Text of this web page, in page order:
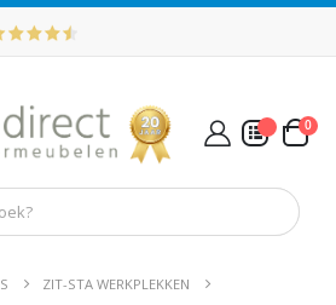
Cart
0
ZIT-STA WERKPLEKKEN